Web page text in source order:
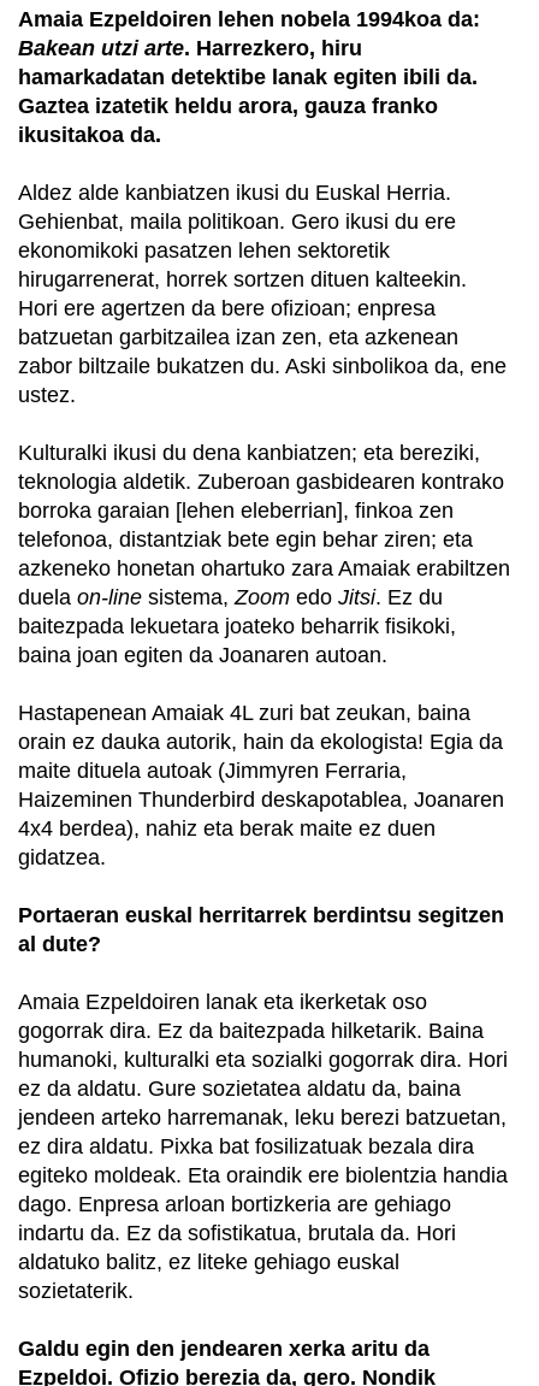
Amaia Ezpeldoiren lehen nobela 1994koa da:
Bakean utzi arte. Harrezkero, hiru
hamarkadatan detektibe lanak egiten ibili da.
Gaztea izatetik heldu arora, gauza franko
ikusitakoa da.
Aldez alde kanbiatzen ikusi du Euskal Herria.
Gehienbat, maila politikoan. Gero ikusi du ere
ekonomikoki pasatzen lehen sektoretik
hirugarrenerat, horrek sortzen dituen kalteekin.
Hori ere agertzen da bere ofizioan; enpresa
batzuetan garbitzailea izan zen, eta azkenean
zabor biltzaile bukatzen du. Aski sinbolikoa da, ene
ustez.
Kulturalki ikusi du dena kanbiatzen; eta bereziki,
teknologia aldetik. Zuberoan gasbidearen kontrako
borroka garaian [lehen eleberrian], finkoa zen
telefonoa, distantziak bete egin behar ziren; eta
azkeneko honetan ohartuko zara Amaiak erabiltzen
duela on-line sistema,Zoom edo Jitsi. Ez du
baitezpada lekuetara joateko beharrik fisikoki,
baina joan egiten da Joanaren autoan.
Hastapenean Amaiak 4L zuri bat zeukan, baina
orain ez dauka autorik, hain da ekologista! Egia da
maite dituela autoak (Jimmyren Ferraria,
Haizeminen Thunderbird deskapotablea, Joanaren
4x4 berdea), nahiz eta berak maite ez duen
gidatzea.
Portaeran euskal herritarrek berdintsu segitzen
al dute?
Amaia Ezpeldoiren lanak eta ikerketak oso
gogorrak dira. Ez da baitezpada hilketarik. Baina
humanoki, kulturalki eta sozialki gogorrak dira. Hori
ez da aldatu. Gure sozietatea aldatu da, baina
jendeen arteko harremanak, leku berezi batzuetan,
ez dira aldatu. Pixka bat fosilizatuak bezala dira
egiteko moldeak. Eta oraindik ere biolentzia handia
dago. Enpresa arloan bortizkeria are gehiago
indartu da. Ez da sofistikatua, brutala da. Hori
aldatuko balitz, ez liteke gehiago euskal
sozietaterik.
Galdu egin den jendearen xerka aritu da
Ezpeldoi. Ofizio berezia da, gero. Nondik